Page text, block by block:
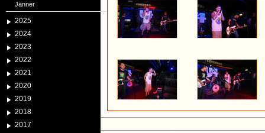
Jänner
2025
2024
2023
2022
2021
2020
2019
2018
2017